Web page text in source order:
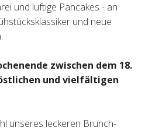
und luftige Pancakes - an
und neue
zwischen dem 18.
und vielfältigen
unseres leckeren Brunch-